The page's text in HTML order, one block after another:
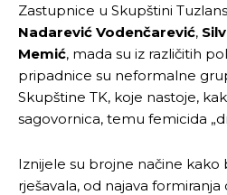
[wpuf_form id=”7463”]
[wpuf_form id=”7463”]
Zastupnice u Skupštini
Nadarević Vodenčarević,
Memić, mada su iz različitih
pripadnice su neformalne
Skupštine TK, koje nastoje,
sagovornica, temu femicida
Iznijele su brojne načine
rješavala, od najava